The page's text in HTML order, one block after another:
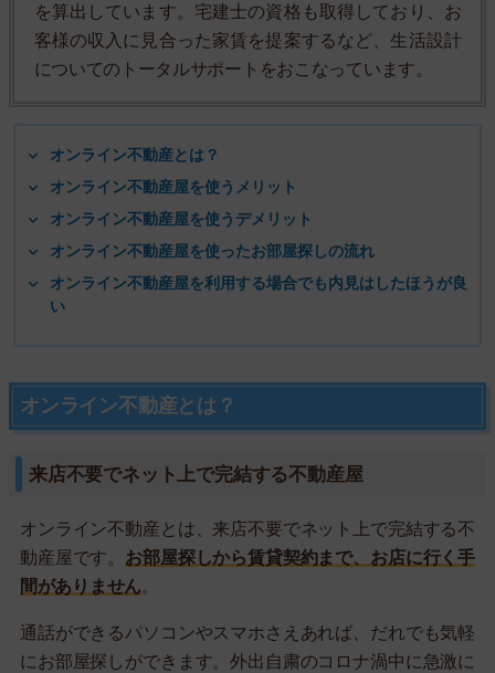
を算出しています。宅建士の資格も取得しており、お
客様の収入に見合った家賃を提案するなど、生活設計
についてのトータルサポートをおこなっています。
オンライン不動産とは？
オンライン不動産屋を使うメリット
オンライン不動産屋を使うデメリット
オンライン不動産屋を使ったお部屋探しの流れ
オンライン不動産屋を利用する場合でも内見はしたほうが良
い
オンライン不動産とは？
来店不要でネット上で完結する不動産屋
オンライン不動産とは、来店不要でネット上で完結する不
動産屋です。 お部屋探しから賃貸契約まで、お店に行く手
間がありません。
通話ができるパソコンやスマホさえあれば、だれでも気軽
にお部屋探しができます。外出自粛のコロナ渦中に急激に